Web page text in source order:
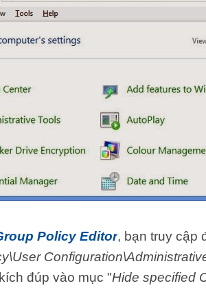
Policy Editor, bạn truy cập
đúp vào mục "Hide specified